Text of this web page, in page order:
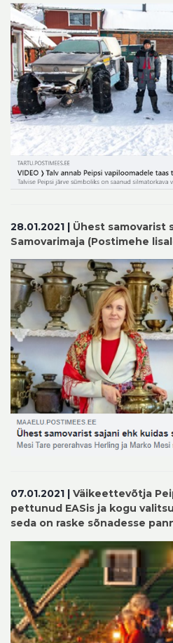
28.01.2021 | Ühest samovarist
Samovarimaja (Postimehe
07.01.2021 | Väikeettevõtja
pettunud EASis ja kogu
seda on raske sõnadesse